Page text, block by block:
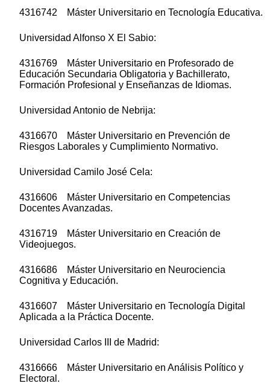
4316742 Máster Universitario en Tecnología Educativa.
Universidad Alfonso X El Sabio:
4316769 Máster Universitario en Profesorado de
Educación Secundaria Obligatoria y Bachillerato,
Formación Profesional y Enseñanzas de Idiomas.
Universidad Antonio de Nebrija:
4316670 Máster Universitario en Prevención de
Riesgos Laborales y Cumplimiento Normativo.
Universidad Camilo José Cela:
4316606 Máster Universitario en Competencias
Docentes Avanzadas.
4316719 Máster Universitario en Creación de
Videojuegos.
4316686 Máster Universitario en Neurociencia
Cognitiva y Educación.
4316607 Máster Universitario en Tecnología Digital
Aplicada a la Práctica Docente.
Universidad Carlos III de Madrid:
4316666 Máster Universitario en Análisis Político y
Electoral.